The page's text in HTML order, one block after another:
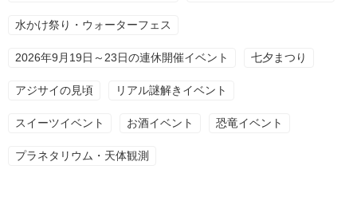
水かけ祭り・ウォーターフェス
2026年9月19日～23日の連休開催イベント 七夕まつり
アジサイの見頃 リアル謎解きイベント
スイーツイベント お酒イベント 恐竜イベント
プラネタリウム・天体観測